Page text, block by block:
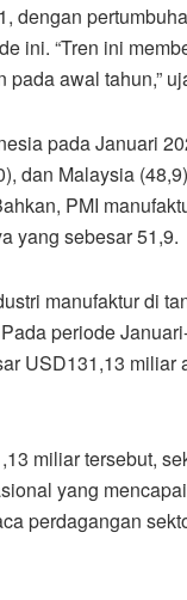
dengan
ini. “Tren ini
awal tahun,”
pada Januari
dan Malaysia
PMI
yang sebesar 51,9.
manufaktur di
periode
USD131,13
miliar tersebut,
yang
perdagangan